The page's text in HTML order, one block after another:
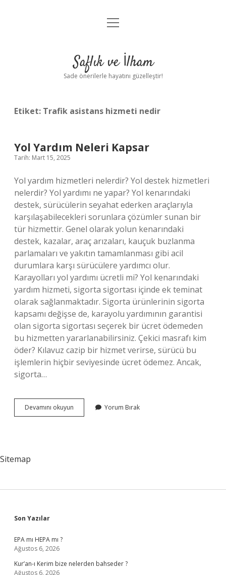
Anasayfa
Yasal Uyarı
menüyü
Saflık ve İlham
Sade önerilerle hayatını güzelleştir!
Etiket: Trafik asistans hizmeti nedir
Yol Yardım Neleri Kapsar
Tarih: Mart 15, 2025
Yol yardım hizmetleri nelerdir? Yol destek hizmetleri
nelerdir? Yol yardımı ne yapar? Yol kenarındaki
destek, sürücülerin seyahat ederken araçlarıyla
karşılaşabilecekleri sorunlara çözümler sunan bir
tür hizmettir. Genel olarak yolun kenarındaki
destek, kazalar, araç arızaları, kauçuk buzlanma
parlamaları ve yakıtın tamamlanması gibi acil
durumlara karşı sürücülere yardımcı olur.
Karayolları yol yardımı ücretli mi? Yol kenarındaki
yardım hizmeti, sigorta sigortası içinde ek teminat
olarak sağlanmaktadır. Sigorta ürünlerinin sigorta
kapsamı değişse de, karayolu yardımının garantisi
olan sigorta sigortası seçerek bir ücret ödemeden
bu hizmetten yararlanabilirsiniz. Çekici masrafı kim
öder? Kılavuz cazip bir hizmet verirse, sürücü bu
işlemlerin hiçbir seviyesinde ücret ödemez. Ancak,
sigorta…
Devamını okuyun
Yardım
Yorum Bırak
Sitemap
Sidebar
Son Yazılar
EPA mı HEPA mı ?
Ağustos 6, 2026
Kur’an-ı Kerim bize nelerden bahseder ?
Ağustos 6, 2026